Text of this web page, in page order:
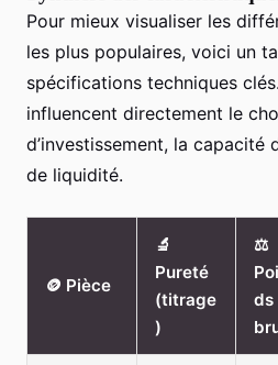
Pour mieux visualiser les
les plus populaires, voici un
spécifications techniques
influencent directement le
d’investissement, la capacité
de liquidité.
🪙 Pièce
🔬
Pureté
(titrage
)
⚖️
Poi
ds